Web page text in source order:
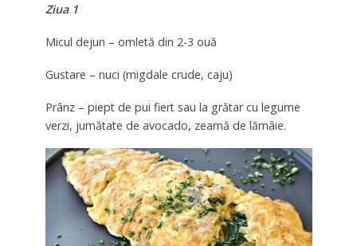
Ziua 1
Micul dejun – omletă din 2-3 ouă
Gustare – nuci (migdale crude, caju)
Prânz – piept de pui fiert sau la grătar cu legume
verzi, jumătate de avocado, zeamă de lămâie.